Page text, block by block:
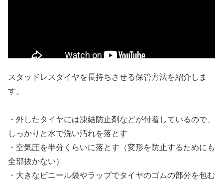
スタッドレスタイヤを長持ちさせる保管方法を紹介しま
す。
・外したタイヤには凍結防止剤などが付着しているので、
しっかりと水で洗い汚れを落とす
・空気圧を半分くらいに落とす（変形を防止するためにも
全部抜かない）
・大きなビニール袋やラップでタイヤのゴムの部分を包む